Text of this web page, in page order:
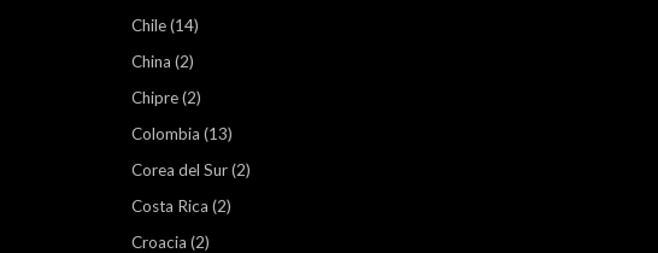
Chile(14)
China (2)
Chipre(2)
Colombia (13)
Corea del Sur(2)
Costa Rica (2)
Croacia (2)